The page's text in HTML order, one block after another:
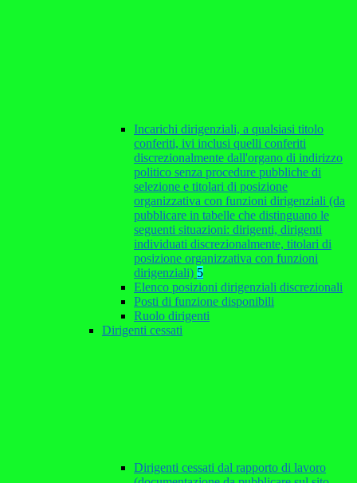
Incarichi dirigenziali, a qualsiasi titolo
conferiti, ivi inclusi quelli conferiti
discrezionalmente dall'organo di indirizzo
politico senza procedure pubbliche di
selezione e titolari di posizione
organizzativa con funzioni dirigenziali (da
pubblicare in tabelle che distinguano le
seguenti situazioni: dirigenti, dirigenti
individuati discrezionalmente, titolari di
posizione organizzativa con funzioni
dirigenziali) 5
Elenco posizioni dirigenziali discrezionali
Posti di funzione disponibili
Ruolo dirigenti
Dirigenti cessati
Dirigenti cessati dal rapporto di lavoro